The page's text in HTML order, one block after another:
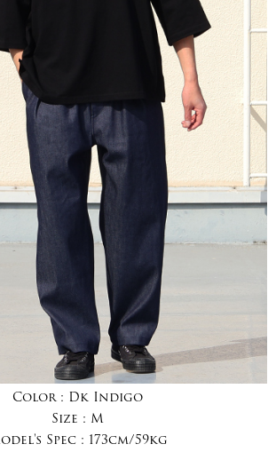
Color : Dk Indigo
Size : M
Spec : 173cm/59kg